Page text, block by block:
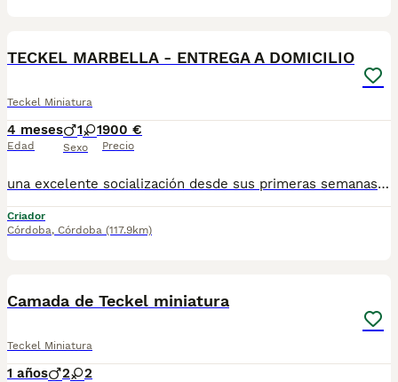
TECKEL MARBELLA - ENTREGA A DOMICILIO
Teckel Miniatura
4 meses
Edad
1 1
Sexo
900 €
Precio
una excelente socialización desde sus primeras semanas de vida, estaremos encantados de ayudarte. 🚚 Realizamos entregas en toda España, con especial frecuencia en Andalucía: Sevilla, Málaga, Cádiz, Córdoba, Granada, Jaén, Huelva y Almería. También entregamos habitualmente en Marbella, Jerez de la Frontera, Estepona, Fuengirola, Benalmádena, Mijas, Dos Hermanas y cualquier punto de España. Entrega 100% a contrarreembolso. No tendrás que adelantar el importe del cachorro. Lo recibirás en la puerta de tu casa mediante transporte especializado y podrás comprobar que todo está correcto antes de realizar el pago. Nuestros cachorros se entregan: ✅ Vacunados y desparasitados según su edad. ✅ Con microchip, cartilla veterinaria y documentación al día. ✅ Revisados veterinariamente antes de salir de nuestras instalaciones. ✅ Procedentes de excelentes líneas, seleccionadas por salud, carácter y morfología. ✅ Perfectamente socializados y acostumbrados al contacto diario con personas. ✅ Iniciados en el aprendizaje para hacer sus necesidades sobre empapador, facilitando su adaptación al nuevo hogar.670864332
Criador
Córdoba, Córdoba (117.9km)
Camada de Teckel miniatura
Teckel Miniatura
1 años 2 2